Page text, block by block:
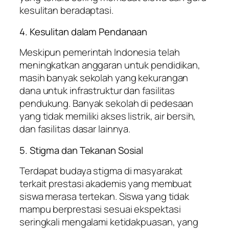
kesulitan beradaptasi.
4. Kesulitan dalam Pendanaan
Meskipun pemerintah Indonesia telah
meningkatkan anggaran untuk pendidikan,
masih banyak sekolah yang kekurangan
dana untuk infrastruktur dan fasilitas
pendukung. Banyak sekolah di pedesaan
yang tidak memiliki akses listrik, air bersih,
dan fasilitas dasar lainnya.
5. Stigma dan Tekanan Sosial
Terdapat budaya stigma di masyarakat
terkait prestasi akademis yang membuat
siswa merasa tertekan. Siswa yang tidak
mampu berprestasi sesuai ekspektasi
seringkali mengalami ketidakpuasan, yang